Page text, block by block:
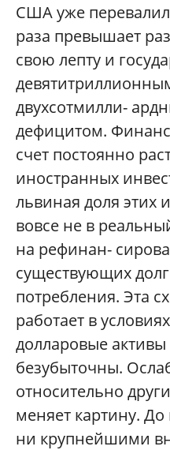
США уже перевалил
раза превышает
свою лепту и
двухсотмилли-
дефицитом.
счет постоянно
иностранных
львиная доля этих
вовсе не в
на рефинан-
существующих
потребления. Эта
работает в
долларовые активы
безубыточны.
относительно
меняет картину.
ни крупнейшими